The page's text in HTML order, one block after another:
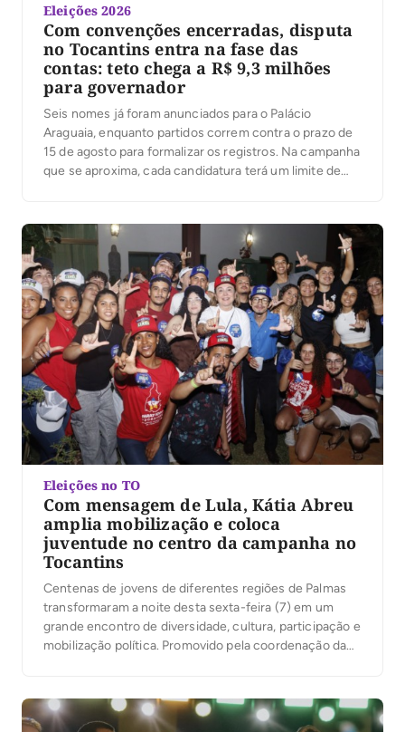
Eleições 2026
Com convenções encerradas, disputa
no Tocantins entra na fase das
contas: teto chega a R$ 9,3 milhões
para governador
Seis nomes já foram anunciados para o Palácio
Araguaia, enquanto partidos correm contra o prazo de
15 de agosto para formalizar os registros. Na campanha
que se aproxima, cada candidatura terá um limite de
e seis candidaturas anunciadas ao governo do […]
Eleições no TO
Com mensagem de Lula, Kátia Abreu
amplia mobilização e coloca
juventude no centro da campanha no
Tocantins
Centenas de jovens de diferentes regiões de Palmas
transformaram a noite desta sexta-feira (7) em um
grande encontro de diversidade, cultura, participação e
mobilização política. Promovido pela coordenação da
o evento reuniu jovens de Palmas em torno de […]